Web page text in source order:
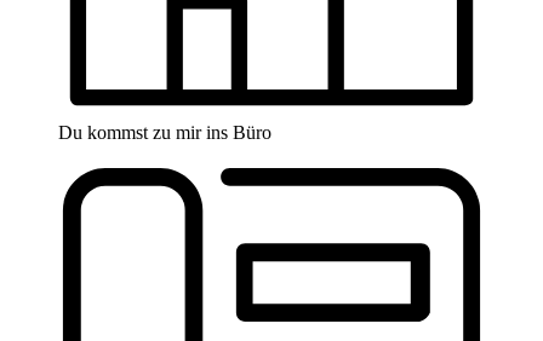
Du kommst zu mir ins Büro